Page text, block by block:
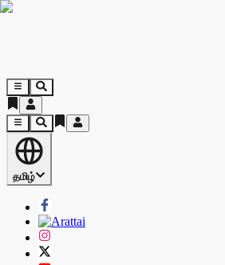
தமிழ்